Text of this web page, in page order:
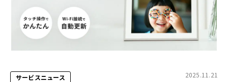
サービスニュース 2025.11.21